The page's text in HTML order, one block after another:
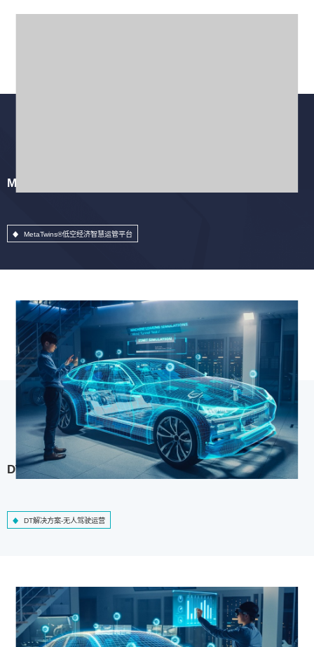
MetaTwins®低空经济智慧运管平台
MetaTwins®低空经济智慧运管平台
DT解决方案-无人驾驶运营
DT解决方案-无人驾驶运营